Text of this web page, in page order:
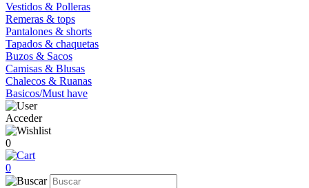
Vestidos & Polleras
Remeras & tops
Pantalones & shorts
Tapados & chaquetas
Buzos & Sacos
Camisas & Blusas
Chalecos & Ruanas
Basicos/Must have
Acceder
0
0